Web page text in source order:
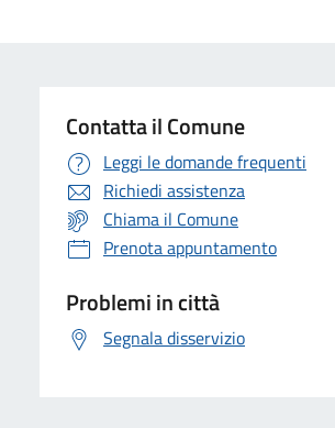
Contatta il Comune
Leggi le domande frequenti
Richiedi assistenza
Chiama il Comune
Prenota appuntamento
Problemi in città
Segnala disservizio